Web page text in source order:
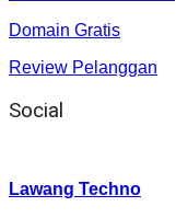
Domain Gratis
Review Pelanggan
Social
Lawang Techno